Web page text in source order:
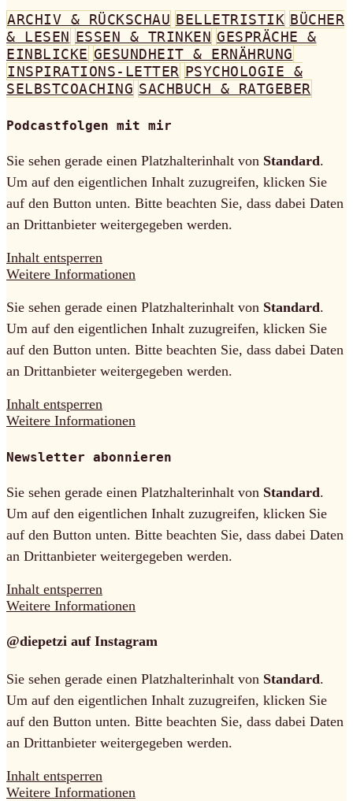
ARCHIV & RÜCKSCHAU BELLETRISTIK BÜCHER
& LESEN ESSEN & TRINKEN GESPRÄCHE &
EINBLICKE GESUNDHEIT & ERNÄHRUNG
INSPIRATIONS-LETTER PSYCHOLOGIE &
SELBSTCOACHING SACHBUCH & RATGEBER
Podcastfolgen mit mir
Sie sehen gerade einen Platzhalterinhalt von Standard.
Um auf den eigentlichen Inhalt zuzugreifen, klicken Sie
auf den Button unten. Bitte beachten Sie, dass dabei Daten
an Drittanbieter weitergegeben werden.
Inhalt entsperren
Weitere Informationen
Sie sehen gerade einen Platzhalterinhalt von Standard.
Um auf den eigentlichen Inhalt zuzugreifen, klicken Sie
auf den Button unten. Bitte beachten Sie, dass dabei Daten
an Drittanbieter weitergegeben werden.
Inhalt entsperren
Weitere Informationen
Newsletter abonnieren
Sie sehen gerade einen Platzhalterinhalt von Standard.
Um auf den eigentlichen Inhalt zuzugreifen, klicken Sie
auf den Button unten. Bitte beachten Sie, dass dabei Daten
an Drittanbieter weitergegeben werden.
Inhalt entsperren
Weitere Informationen
@diepetzi auf Instagram
Sie sehen gerade einen Platzhalterinhalt von Standard.
Um auf den eigentlichen Inhalt zuzugreifen, klicken Sie
auf den Button unten. Bitte beachten Sie, dass dabei Daten
an Drittanbieter weitergegeben werden.
Inhalt entsperren
Weitere Informationen